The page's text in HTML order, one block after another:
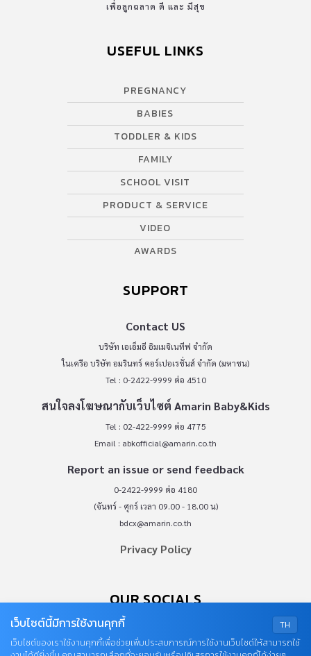
เพื่อลูกฉลาด ดี และ มีสุข
USEFUL LINKS
PREGNANCY
BABIES
TODDLER & KIDS
FAMILY
SCHOOL VISIT
PRODUCT & SERVICE
VIDEO
AWARDS
SUPPORT
Contact US
บริษัท เอเอ็มอี อิมเมจิเนทีฟ จำกัด
ในเครือ บริษัท อมรินทร์ คอร์เปอเรชั่นส์ จำกัด (มหาชน)
Tel : 0-2422-9999 ต่อ 4510
สนใจลงโฆษณากับเว็บไซต์ Amarin Baby&Kids
Tel : 02-422-9999 ต่อ 4775
Email : abkofficial@amarin.co.th
Report an issue or send feedback
0-2422-9999 ต่อ 4180
(จันทร์ - ศุกร์ เวลา 09.00 - 18.00 น)
bdcx@amarin.co.th
Privacy Policy
OUR SOCIALS
TH
เว็บไซต์นี้มีการใช้งานคุกกี้
เว็บไซต์ของเราใช้งานคุกกี้เพื่อช่วยเพิ่มประสบการณ์การใช้งานเว็บไซต์ให้สามารถใช้